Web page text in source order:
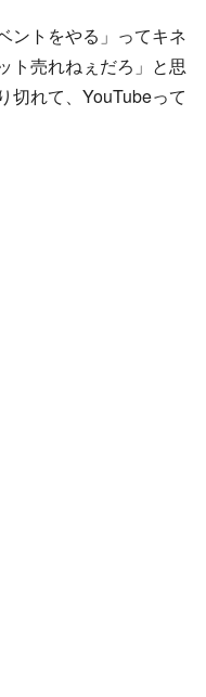
ントをやる」ってキネ
ト売れねぇだろ」と思
切れて、YouTubeって